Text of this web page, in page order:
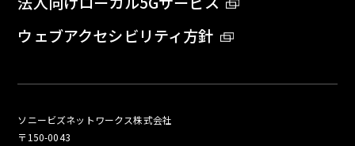
ウェブアクセシビリティ方針
ソニービズネットワークス株式会社
〒150-0043